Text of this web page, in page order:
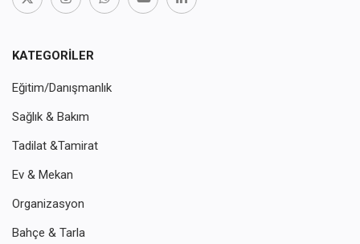
KATEGORILER
Eğitim/Danışmanlık
Sağlık & Bakım
Tadilat &Tamirat
Ev & Mekan
Organizasyon
Bahçe & Tarla